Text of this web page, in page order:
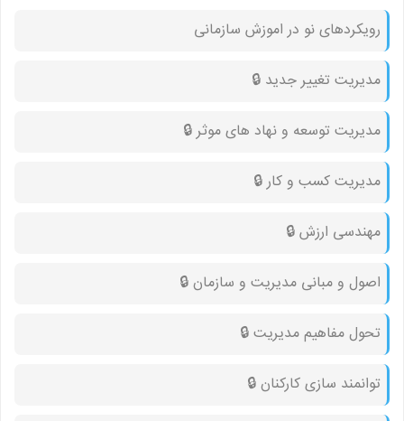
رویکردهای نو در اموزش سازمانی
مدیریت تغییر جدید 🔒︎
مدیریت توسعه و نهاد های موثر 🔒︎
مدیریت کسب و کار 🔒︎
مهندسی ارزش 🔒︎
اصول و مبانی مدیریت و سازمان 🔒︎
تحول مفاهیم مدیریت 🔒︎
توانمند سازی کارکنان 🔒︎